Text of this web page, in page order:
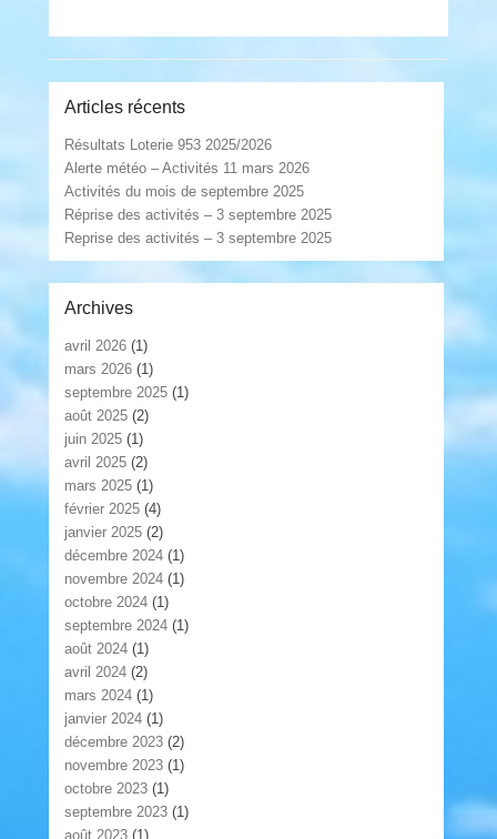
Articles récents
Résultats Loterie 953 2025/2026
Alerte météo – Activités 11 mars 2026
Activités du mois de septembre 2025
Réprise des activités – 3 septembre 2025
Reprise des activités – 3 septembre 2025
Archives
avril 2026 (1)
mars 2026 (1)
septembre 2025 (1)
août 2025 (2)
juin 2025 (1)
avril 2025 (2)
mars 2025 (1)
février 2025 (4)
janvier 2025 (2)
décembre 2024 (1)
novembre 2024 (1)
octobre 2024 (1)
septembre 2024 (1)
août 2024 (1)
avril 2024 (2)
mars 2024 (1)
janvier 2024 (1)
décembre 2023 (2)
novembre 2023 (1)
octobre 2023 (1)
septembre 2023 (1)
août 2023 (1)